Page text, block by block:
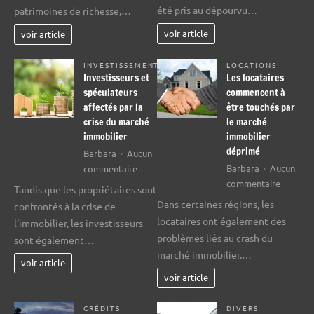
appartement
patrimoines de richesse,…
voir article
été pris au dépourvu…
voir article
INVESTISSEMENT
Investisseurs et
spéculateurs
affectés par la
crise du marché
immobilier
Barbara
Aucun
commentairesur
affectés
Tandis que les propriétaires sont
confrontés à la crise de
l’immobilier, les investisseurs
sont également…
voir article
LOCATIONS
Les locataires
commencent à
être touchés par
le marché
immobilier
déprimé
Barbara
Aucun
commentairesur
Dans certaines régions, les
locataires ont également des
problèmes liés au crash du
marché immobilier.…
voir article
CRÉDITS DIVERS